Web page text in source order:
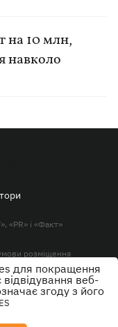
на 10 млн,
навколо
«PR» і «Факт»
розміщення
абзаці.
для покращення
відвідування веб-
згоду з його